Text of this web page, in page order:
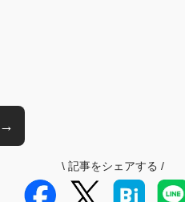
→
\ 記事をシェアする /